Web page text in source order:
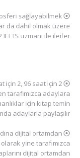
sağlayabilmek
da dahil olmak üzere
uzmanı ile ilerler.
için 2, 96 saat için 2
tarafımızca adaylara
için kitap temin
adaylarla paylaşılır.
dijital ortamdan
yine tarafımızca
dijital ortamdan